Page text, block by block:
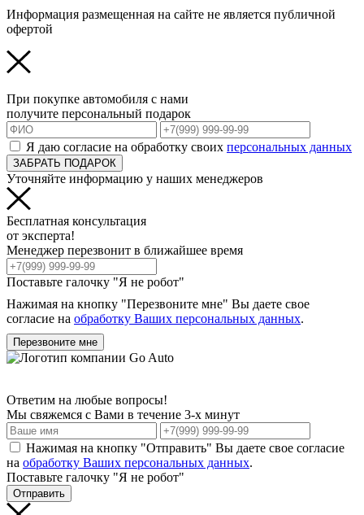
Информация размещенная на сайте не является публичной
офертой
При покупке автомобиля с нами
получите персональный подарок
Я даю согласие на обработку своих персональных данных
ЗАБРАТЬ ПОДАРОК
Уточняйте информацию у наших менеджеров
Бесплатная консультация
от эксперта!
Менеджер перезвонит в ближайшее время
Поставьте галочку "Я не робот"
Нажимая на кнопку "Перезвоните мне" Вы даете свое
согласие на обработку Ваших персональных данных.
Перезвоните мне
Ответим на любые вопросы!
Мы свяжемся с Вами в течение 3-х минут
Нажимая на кнопку "Отправить" Вы даете свое согласие
на обработку Ваших персональных данных.
Поставьте галочку "Я не робот"
Отправить